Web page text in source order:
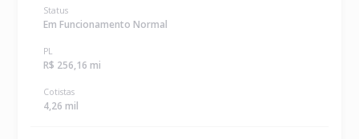
Status
Em Funcionamento Normal
PL
R$ 256,16 mi
Cotistas
4,26 mil